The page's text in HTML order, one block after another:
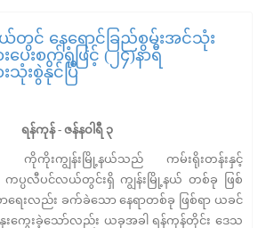
တွင် နေရောင်ခြည်စွမ်းအင်သုံး
ေးစက်ရုံဖြင့် (၂၄)နာရီ
သုံးစွဲနိုင်ပြီ
ရန်ကုန် - ဇန်နဝါရီ ၃
၊ ကိုကိုးကျွန်းမြို့နယ်သည် ကမ်းရိုးတန်းနှင့်
ပ္ပလီပင်လယ်တွင်းရှိ ကျွန်းမြို့နယ် တစ်ခု ဖြစ်
ေးလည်း ခက်ခဲသော နေရာတစ်ခု ဖြစ်ရာ ယခင်
ကွေးခဲ့သော်လည်း ယခုအခါ ရန်ကုန်တိုင်း ‌ဒေသ